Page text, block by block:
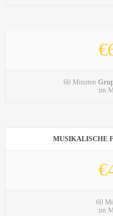
60 Minuten
im
MUSIKALISCHE
60
im